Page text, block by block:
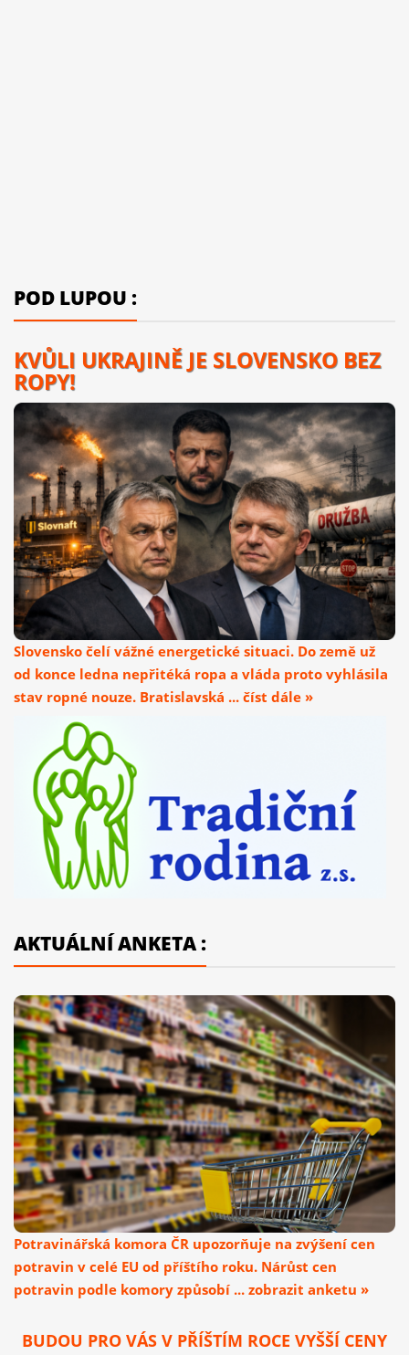
POD LUPOU :
KVŮLI UKRAJINĚ JE SLOVENSKO BEZ
ROPY!
Slovensko čelí vážné energetické situaci. Do země už
od konce ledna nepřitéká ropa a vláda proto vyhlásila
stav ropné nouze. Bratislavská ... číst dále »
AKTUÁLNÍ ANKETA :
Potravinářská komora ČR upozorňuje na zvýšení cen
potravin v celé EU od příštího roku. Nárůst cen
potravin podle komory způsobí ... zobrazit anketu »
BUDOU PRO VÁS V PŘÍŠTÍM ROCE VYŠŠÍ CENY